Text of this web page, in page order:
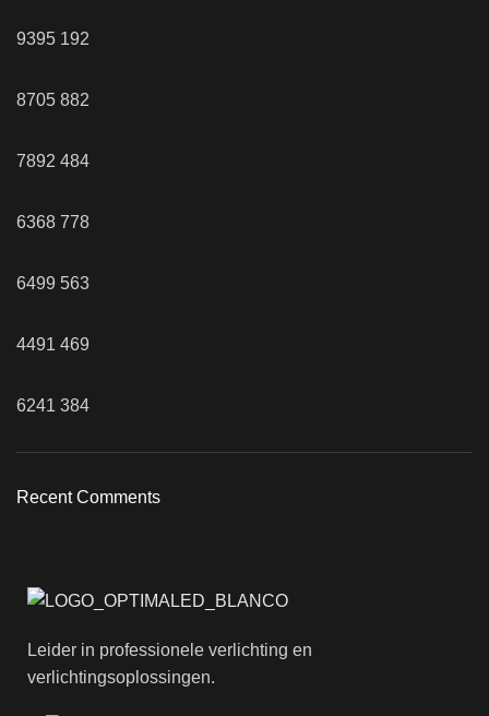
9395 192
8705 882
7892 484
6368 778
6499 563
4491 469
6241 384
Recent Comments
Leider in professionele verlichting en
verlichtingsoplossingen.